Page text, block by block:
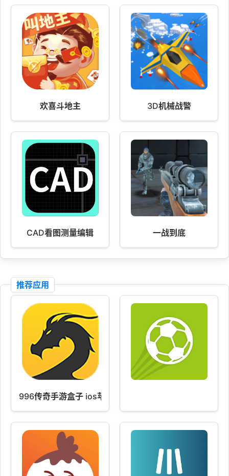
欢喜斗地主 3D机械战警
CAD看图测量编辑 一战到底
推荐应用
996传奇手游盒子 ios苹果下载 2.93.12